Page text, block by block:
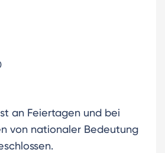
an Feiertagen und bei
von nationaler Bedeutung